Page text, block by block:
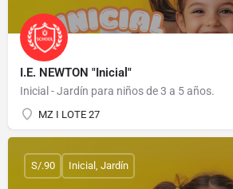
I.E. NEWTON "Inicial"
Inicial - Jardín para niños de 3 a 5 años.
MZ I LOTE 27
S/.90 Inicial, Jardín